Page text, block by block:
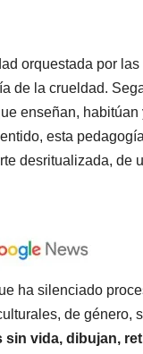
orquestada por
de la crueldad.
enseñan,
esta
desritualizada, de
ha silenciado
de género,
vida, dibujan,